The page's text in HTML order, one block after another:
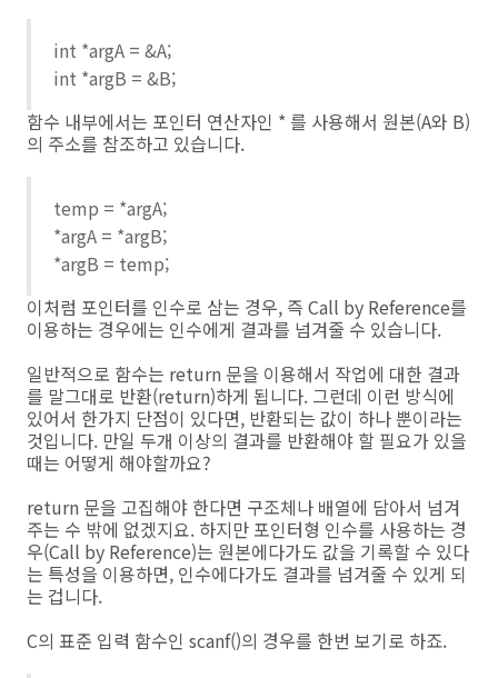
int *argA = &A;
int *argB = &B;
함수 내부에서는 포인터 연산자인 * 를 사용해서 원본(A와 B)
의 주소를 참조하고 있습니다.
temp = *argA;
*argA = *argB;
*argB = temp;
이처럼 포인터를 인수로 삼는 경우, 즉 Call by Reference를
이용하는 경우에는 인수에게 결과를 넘겨줄 수 있습니다.
일반적으로 함수는 return 문을 이용해서 작업에 대한 결과
를 말그대로 반환(return)하게 됩니다. 그런데 이런 방식에
있어서 한가지 단점이 있다면, 반환되는 값이 하나 뿐이라는
것입니다. 만일 두개 이상의 결과를 반환해야 할 필요가 있을
때는 어떻게 해야할까요?
return 문을 고집해야 한다면 구조체나 배열에 담아서 넘겨
주는 수 밖에 없겠지요. 하지만 포인터형 인수를 사용하는 경
우(Call by Reference)는 원본에다가도 값을 기록할 수 있다
는 특성을 이용하면, 인수에다가도 결과를 넘겨줄 수 있게 되
는 겁니다.
C의 표준 입력 함수인 scanf()의 경우를 한번 보기로 하죠.